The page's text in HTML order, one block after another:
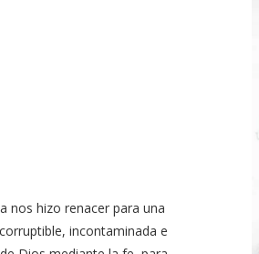
nos hizo renacer para una
incontaminada e